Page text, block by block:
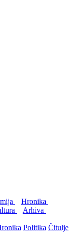
Hronika
Arhiva
Politika Čitulje